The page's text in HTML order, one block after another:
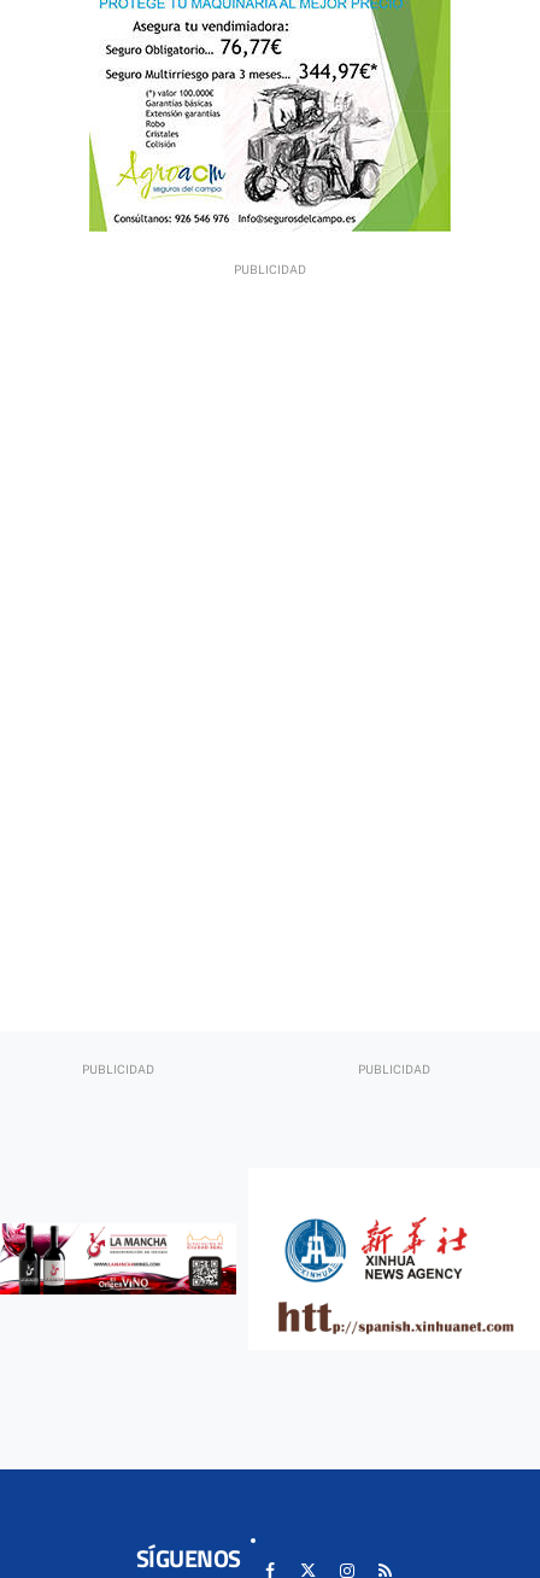
SÍGUENOS